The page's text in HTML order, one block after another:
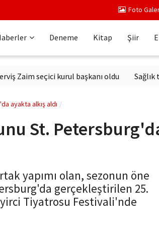
Foto
Deneme Kitap Şiir
seçici kurul başkanı oldu Sağlık
ayakta alkış aldı
St.
yapımı olan, sezonun öne
gerçekleştirilen 25.
Tiyatrosu Festivali'nde